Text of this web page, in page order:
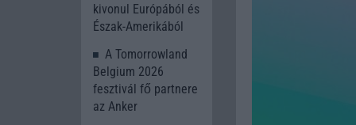
kivonul Európából és
Észak-Amerikából
A Tomorrowland
Belgium 2026
fesztivál fő partnere
az Anker